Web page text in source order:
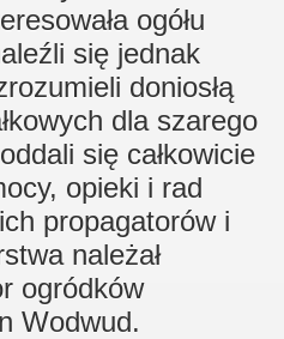
ogółu
się jednak
doniosłą
dla szarego
się całkowicie
opieki i rad
propagatorów i
należał
ogródków
Wodwud.